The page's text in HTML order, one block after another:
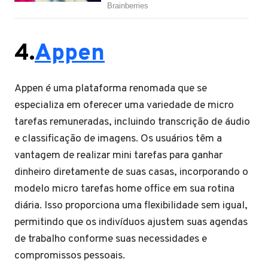
4.Appen
Appen é uma plataforma renomada que se
especializa em oferecer uma variedade de micro
tarefas remuneradas, incluindo transcrição de áudio
e classificação de imagens. Os usuários têm a
vantagem de realizar mini tarefas para ganhar
dinheiro diretamente de suas casas, incorporando o
modelo micro tarefas home office em sua rotina
diária. Isso proporciona uma flexibilidade sem igual,
permitindo que os indivíduos ajustem suas agendas
de trabalho conforme suas necessidades e
compromissos pessoais.